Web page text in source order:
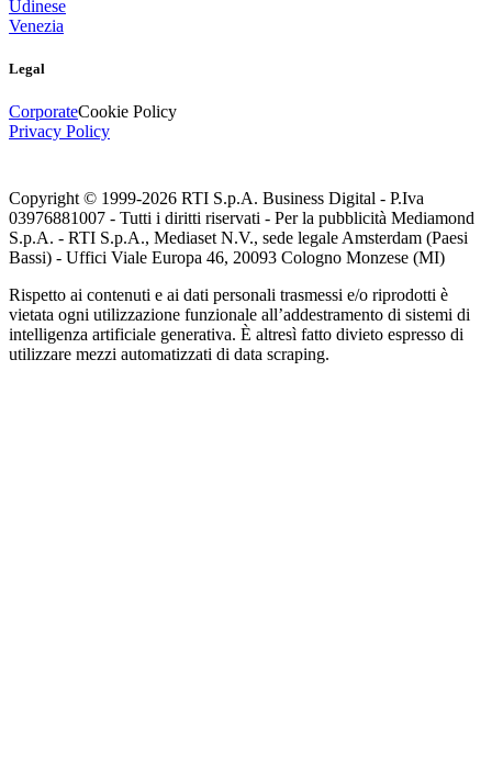
Udinese
Venezia
Legal
CorporateCookie Policy
Privacy Policy
Copyright © 1999-2026 RTI S.p.A. Business Digital - P.Iva
03976881007 - Tutti i diritti riservati - Per la pubblicità Mediamond
S.p.A. - RTI S.p.A., Mediaset N.V., sede legale Amsterdam (Paesi
Bassi) - Uffici Viale Europa 46, 20093 Cologno Monzese (MI)
Rispetto ai contenuti e ai dati personali trasmessi e/o riprodotti è
vietata ogni utilizzazione funzionale all’addestramento di sistemi di
intelligenza artificiale generativa. È altresì fatto divieto espresso di
utilizzare mezzi automatizzati di data scraping.